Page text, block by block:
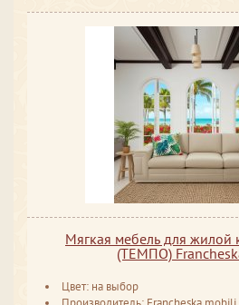
Мягкая мебель для жилой
(ТЕМПО)
Цвет: на выбор